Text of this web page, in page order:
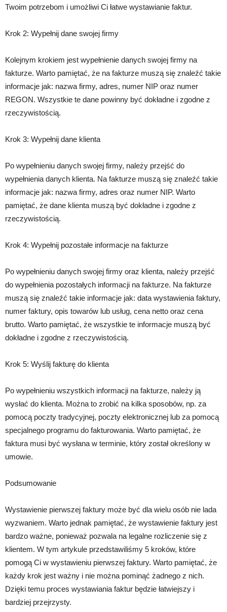
Twoim potrzebom i umożliwi Ci łatwe wystawianie faktur.
Krok 2: Wypełnij dane swojej firmy
Kolejnym krokiem jest wypełnienie danych swojej firmy na
fakturze. Warto pamiętać, że na fakturze muszą się znaleźć takie
informacje jak: nazwa firmy, adres, numer NIP oraz numer
REGON. Wszystkie te dane powinny być dokładne i zgodne z
rzeczywistością.
Krok 3: Wypełnij dane klienta
Po wypełnieniu danych swojej firmy, należy przejść do
wypełnienia danych klienta. Na fakturze muszą się znaleźć takie
informacje jak: nazwa firmy, adres oraz numer NIP. Warto
pamiętać, że dane klienta muszą być dokładne i zgodne z
rzeczywistością.
Krok 4: Wypełnij pozostałe informacje na fakturze
Po wypełnieniu danych swojej firmy oraz klienta, należy przejść
do wypełnienia pozostałych informacji na fakturze. Na fakturze
muszą się znaleźć takie informacje jak: data wystawienia faktury,
numer faktury, opis towarów lub usług, cena netto oraz cena
brutto. Warto pamiętać, że wszystkie te informacje muszą być
dokładne i zgodne z rzeczywistością.
Krok 5: Wyślij fakturę do klienta
Po wypełnieniu wszystkich informacji na fakturze, należy ją
wysłać do klienta. Można to zrobić na kilka sposobów, np. za
pomocą poczty tradycyjnej, poczty elektronicznej lub za pomocą
specjalnego programu do fakturowania. Warto pamiętać, że
faktura musi być wysłana w terminie, który został określony w
umowie.
Podsumowanie
Wystawienie pierwszej faktury może być dla wielu osób nie lada
wyzwaniem. Warto jednak pamiętać, że wystawienie faktury jest
bardzo ważne, ponieważ pozwala na legalne rozliczenie się z
klientem. W tym artykule przedstawiliśmy 5 kroków, które
pomogą Ci w wystawieniu pierwszej faktury. Warto pamiętać, że
każdy krok jest ważny i nie można pominąć żadnego z nich.
Dzięki temu proces wystawiania faktur będzie łatwiejszy i
bardziej przejrzysty.